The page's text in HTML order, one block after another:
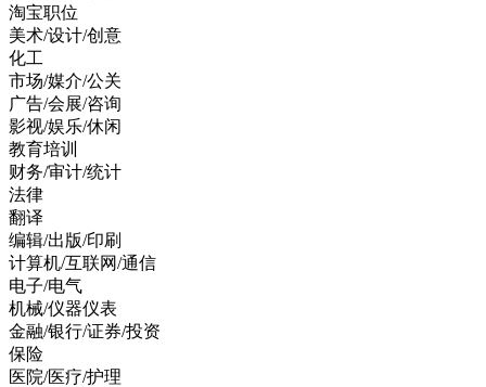
淘宝职位
美术/设计/创意
化工
市场/媒介/公关
广告/会展/咨询
影视/娱乐/休闲
教育培训
财务/审计/统计
法律
翻译
编辑/出版/印刷
计算机/互联网/通信
电子/电气
机械/仪器仪表
金融/银行/证券/投资
保险
医院/医疗/护理